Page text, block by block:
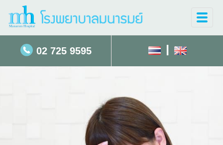
Toggle
02 725 9595 |